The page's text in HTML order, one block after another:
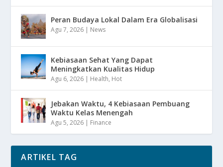
Peran Budaya Lokal Dalam Era Globalisasi
Agu 7, 2026 | News
Kebiasaan Sehat Yang Dapat
Meningkatkan Kualitas Hidup
Agu 6, 2026 | Health, Hot
Jebakan Waktu, 4 Kebiasaan Pembuang
Waktu Kelas Menengah
Agu 5, 2026 | Finance
ARTIKEL TAG